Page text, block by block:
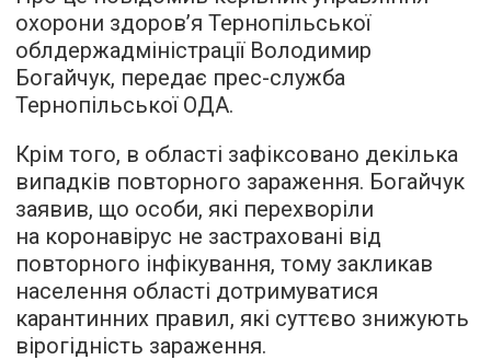
охорони здоров’я Тернопільської
облдержадміністрації Володимир
Богайчук, передає прес-служба
Тернопільської ОДА.
Крім того, в області зафіксовано декілька
випадків повторного зараження. Богайчук
заявив, що особи, які перехворіли
на коронавірус не застраховані від
повторного інфікування, тому закликав
населення області дотримуватися
карантинних правил, які суттєво знижують
вірогідність зараження.